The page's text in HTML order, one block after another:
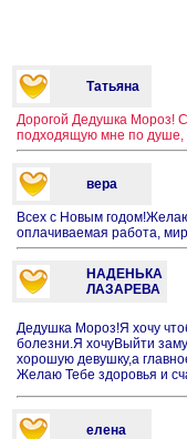
Татьяна
Дорогой Дедушка Мороз!
подходящую мне по душе,
вера
Всех с Новым
оплачиваемая работа,
НАДЕНЬКА
ЛАЗАРЕВА
Дедушка Мороз!Я хочу
болезни.Я хочуВыйти
хорошую девушку,а
Желаю Тебе здоровья и
елена